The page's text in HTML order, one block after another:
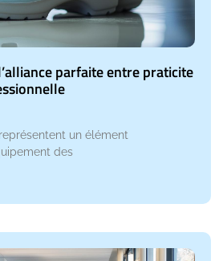
parfaite entre praticite
un élément
des